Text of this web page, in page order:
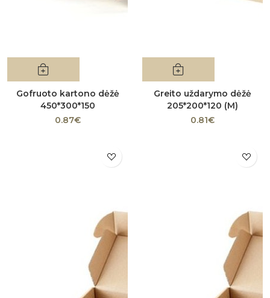
Gofruoto kartono dėžė
450*300*150
0.87€
Greito uždarymo dėžė
205*200*120 (M)
0.81€